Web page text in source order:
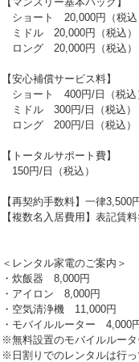
ショート 20,000円（税込
ミドル 20,000円（税込）
ロング 20,000円（税込）
【安心補償サービス料】
ショート 400円/日（税込
ミドル 300円/日（税込）
ロング 200円/日（税込）
【トータルサポート費】
150円/日（税込）
【再契約手数料】一律3,500
【複数名入居費用】表記賃
＜レンタル家電のご案内＞
・炊飯器 8,000円
・アイロン 8,000円
・空気清浄機 11,000円
・モバイルルーター 4,000
※無料設置のモバイルルー
※日割りでのレンタルは行